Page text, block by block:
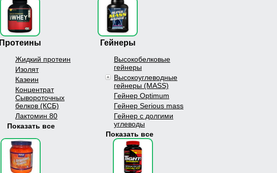
Протеины
Жидкий протеин
Изолят
Казеин
Концентрат
Сывороточных
белков (КСБ)
Лактомин 80
Показать все
Гейнеры
Высокобелковые
гейнеры
Высокоуглеводные
гейнеры (MASS)
Гейнер Optimum
Гейнер Serious mass
Гейнер с долгими
углеводы
Показать все